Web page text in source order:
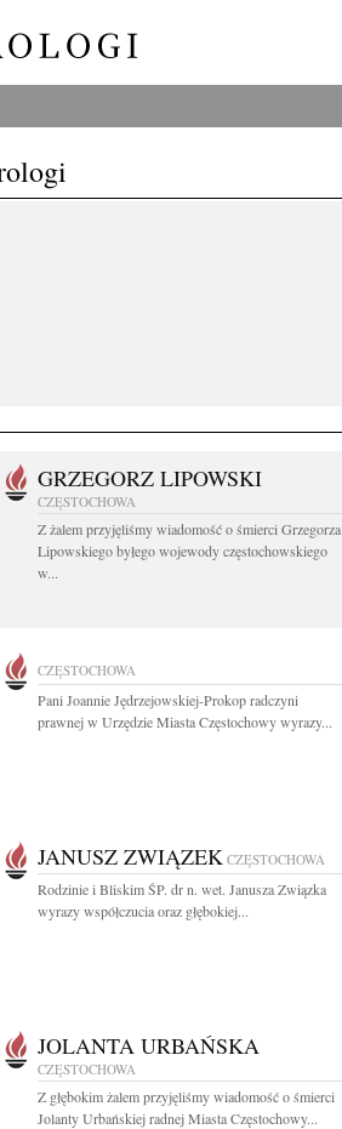
GRZEGORZ LIPOWSKI
CZĘSTOCHOWA
Z żalem przyjęliśmy wiadomość o śmierci Grzegorza
Lipowskiego byłego wojewody częstochowskiego
w...
CZĘSTOCHOWA
Pani Joannie Jędrzejowskiej-Prokop radczyni
prawnej w Urzędzie Miasta Częstochowy wyrazy...
JANUSZ ZWIĄZEK CZĘSTOCHOWA
Rodzinie i Bliskim ŚP. dr n. wet. Janusza Związka
wyrazy współczucia oraz głębokiej...
JOLANTA URBAŃSKA
CZĘSTOCHOWA
Z głębokim żalem przyjęliśmy wiadomość o śmierci
Jolanty Urbańskiej radnej Miasta Częstochowy...